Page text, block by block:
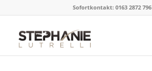
Sofortkontakt: 0163 2872 796